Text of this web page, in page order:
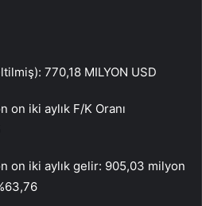
770,18 MILYON USD
on iki aylık F/K Oranı
on iki aylık gelir: 905,03 milyon